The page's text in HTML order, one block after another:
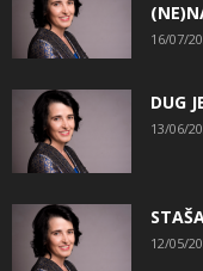
16/07/
DUG
13/06/
12/05/